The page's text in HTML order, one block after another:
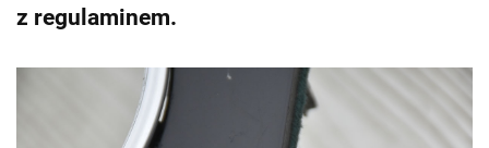
z regulaminem.